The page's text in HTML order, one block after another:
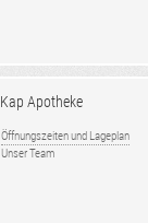
Kap Apotheke
Öffnungszeiten und Lageplan
Unser Team